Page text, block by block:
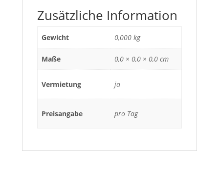
Zusätzliche Information
Gewicht 0,000 kg
Maße 0,0 × 0,0 × 0,0 cm
Vermietung ja
Preisangabe pro Tag